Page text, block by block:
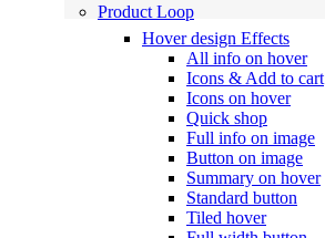
Product Loop
Hover design Effects
All info on hover
Icons & Add to cart
Icons on hover
Quick shop
Full info on image
Button on image
Summary on hover
Standard button
Tiled hover